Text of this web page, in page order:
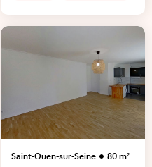
Saint-Ouen-sur-Seine 80m²